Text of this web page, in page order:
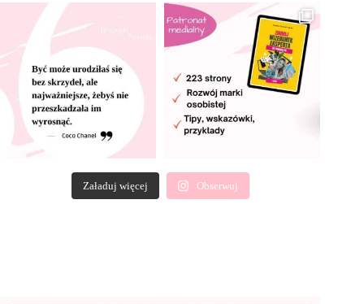
Załaduj więcej Obserwuj